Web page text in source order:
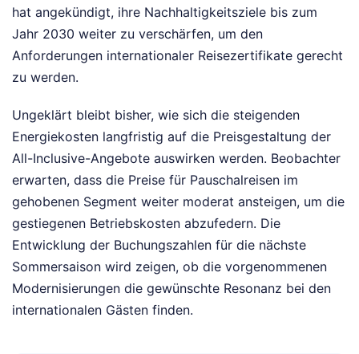
hat angekündigt, ihre Nachhaltigkeitsziele bis zum
Jahr 2030 weiter zu verschärfen, um den
Anforderungen internationaler Reisezertifikate gerecht
zu werden.
Ungeklärt bleibt bisher, wie sich die steigenden
Energiekosten langfristig auf die Preisgestaltung der
All-Inclusive-Angebote auswirken werden. Beobachter
erwarten, dass die Preise für Pauschalreisen im
gehobenen Segment weiter moderat ansteigen, um die
gestiegenen Betriebskosten abzufedern. Die
Entwicklung der Buchungszahlen für die nächste
Sommersaison wird zeigen, ob die vorgenommenen
Modernisierungen die gewünschte Resonanz bei den
internationalen Gästen finden.